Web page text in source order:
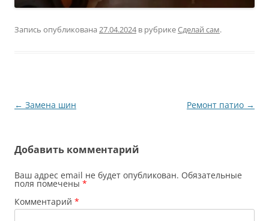
Запись опубликована 27.04.2024в рубрикеСделай сам.
Навигация
← Замена шин Ремонт патио →
Добавить комментарий
Ваш адрес email не будет опубликован. Обязательные
поля помечены *
Комментарий *